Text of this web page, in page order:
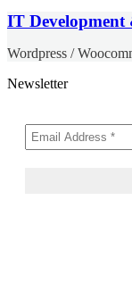
IT Development
Wordpress /
Newsletter